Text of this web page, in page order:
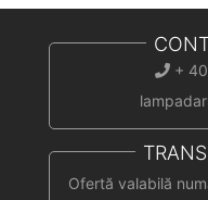
+
Ofertă valabilă